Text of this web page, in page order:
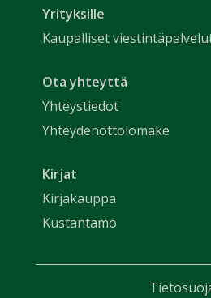
Yrityksille
Kaupalliset
Ota yhteyttä
Yhteystiedot
Yhteydenottolomake
Kirjat
Kirjakauppa
Kustantamo